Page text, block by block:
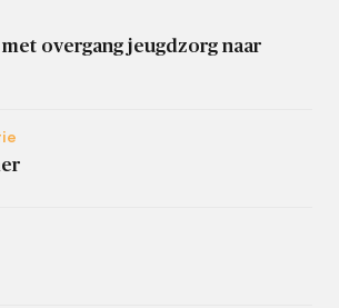
overgang jeugdzorg naar